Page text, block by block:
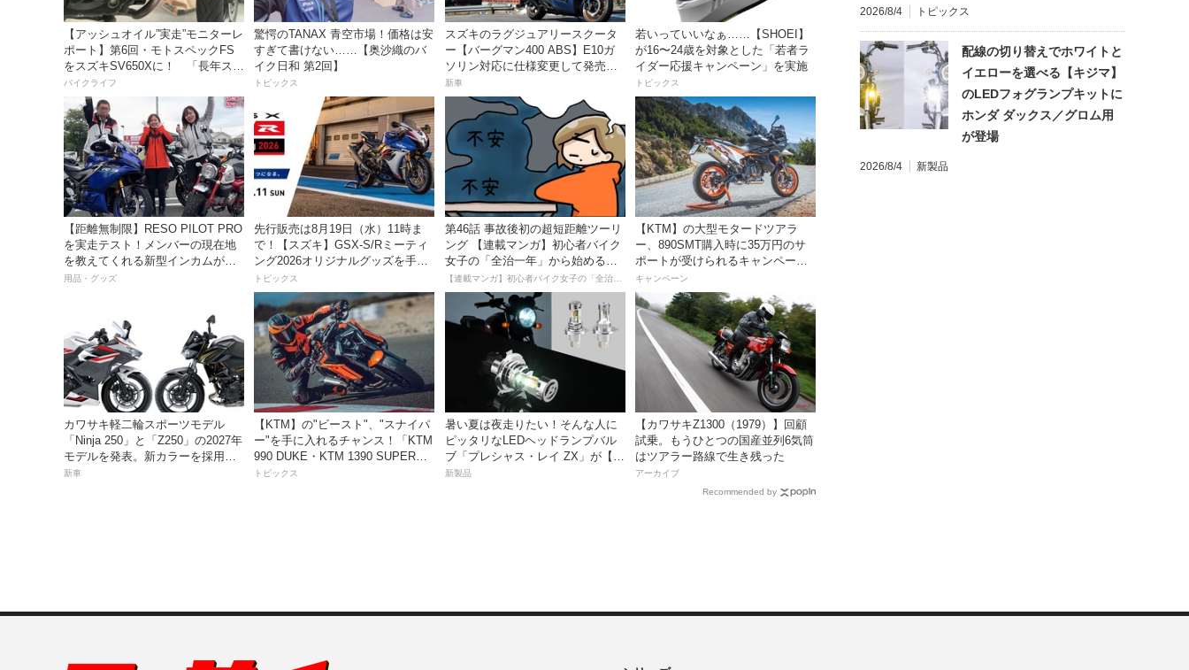
【アッシュオイル”実走”モニターレ
ポート】第6回・モトスペックFS
をスズキSV650Xに！ 「長年スト
レスだったシフトの固さがコレの
おかげで滑らかに！」
バイクライフ
驚愕のTANAX 青空市場！価格は安
すぎて書けない……【奥沙織のバ
イク日和 第2回】
トピックス
スズキのラグジュアリースクータ
ー【バーグマン400 ABS】E10ガ
ソリン対応に仕様変更して発売。
価格は据え置きの98万100円！
新車
若いっていいなぁ……【SHOEI】
が16〜24歳を対象とした「若者ラ
イダー応援キャンペーン」を実施
トピックス
【距離無制限】RESO PILOT PRO
を実走テスト！メンバーの現在地
を教えてくれる新型インカムがめ
っちゃ便利な３つの理由【動画付
用品・グッズ
先行販売は8月19日（水）11時ま
で！【スズキ】GSX-S/Rミーティ
ング2026オリジナルグッズを手に
入れよう！
トピックス
第46話 事故後初の超短距離ツーリ
ング 【連載マンガ】初心者バイク
女子の「全治一年」から始める起
死回生日記
【連載マンガ】初心者バイク女子の「全治一年」から始める起死回生日記
【KTM】の大型モタードツアラ
ー、890SMT購入時に35万円のサ
ポートが受けられるキャンペーン
を実施中！
キャンペーン
カワサキ軽二輪スポーツモデル
「Ninja 250」と「Z250」の2027年
モデルを発表。新カラーを採用し9
月5日より発売！
新車
【KTM】の"ビースト"、"スナイパ
ー"を手に入れるチャンス！「KTM
990 DUKE・KTM 1390 SUPER
DUKE R EVO 購入サポートキャン
トピックス
暑い夏は夜走りたい！そんな人に
ピッタリなLEDヘッドランプバル
ブ「プレシャス・レイ ZX」が【デ
イトナ】から登場
新製品
【カワサキZ1300（1979）】回顧
試乗。もうひとつの国産並列6気筒
はツアラー路線で生き残った
アーカイブ
Recommended by
2026/8/4 トピックス
配線の切り替えでホワイトと
イエローを選べる【キジマ】
のLEDフォグランプキットに
ホンダ ダックス／グロム用
が登場
2026/8/4 新製品